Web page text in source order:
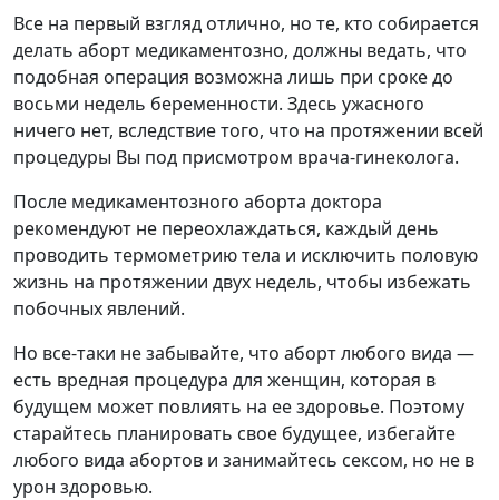
Все на первый взгляд отлично, но те, кто собирается
делать аборт медикаментозно, должны ведать, что
подобная операция возможна лишь при сроке до
восьми недель беременности. Здесь ужасного
ничего нет, вследствие того, что на протяжении всей
процедуры Вы под присмотром врача-гинеколога.
После медикаментозного аборта доктора
рекомендуют не переохлаждаться, каждый день
проводить термометрию тела и исключить половую
жизнь на протяжении двух недель, чтобы избежать
побочных явлений.
Но все-таки не забывайте, что аборт любого вида —
есть вредная процедура для женщин, которая в
будущем может повлиять на ее здоровье. Поэтому
старайтесь планировать свое будущее, избегайте
любого вида абортов и занимайтесь сексом, но не в
урон здоровью.